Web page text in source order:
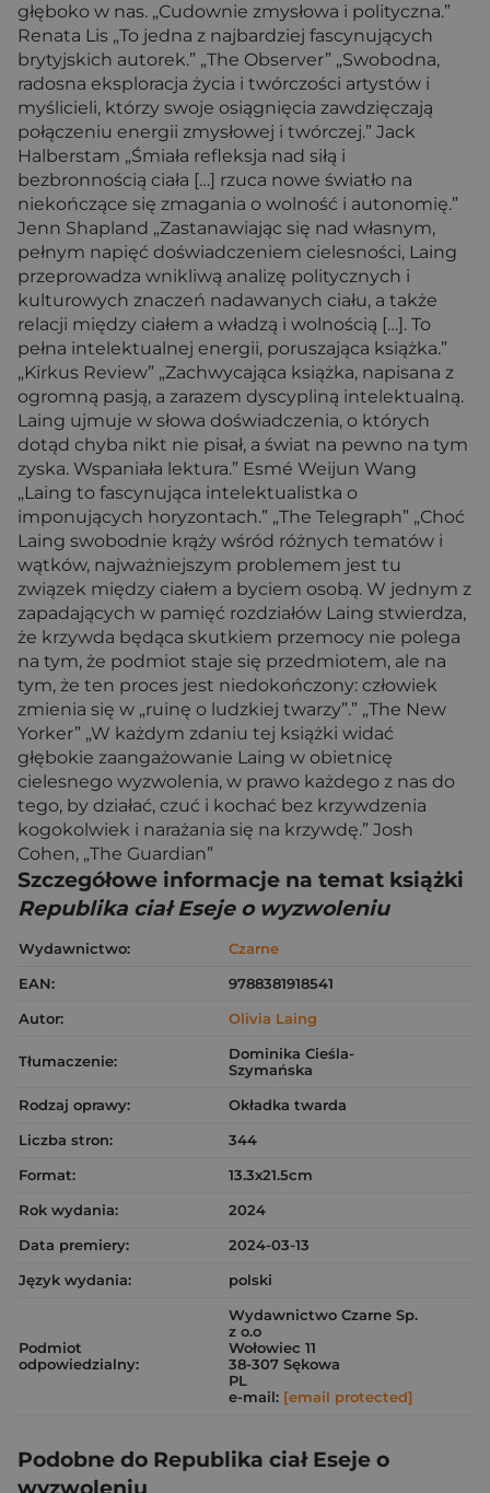
głęboko w nas. „Cudownie zmysłowa i polityczna.”
Renata Lis „To jedna z najbardziej fascynujących
brytyjskich autorek.” „The Observer” „Swobodna,
radosna eksploracja życia i twórczości artystów i
myślicieli, którzy swoje osiągnięcia zawdzięczają
połączeniu energii zmysłowej i twórczej.” Jack
Halberstam „Śmiała refleksja nad siłą i
bezbronnością ciała […] rzuca nowe światło na
niekończące się zmagania o wolność i autonomię.”
Jenn Shapland „Zastanawiając się nad własnym,
pełnym napięć doświadczeniem cielesności, Laing
przeprowadza wnikliwą analizę politycznych i
kulturowych znaczeń nadawanych ciału, a także
relacji między ciałem a władzą i wolnością […]. To
pełna intelektualnej energii, poruszająca książka.”
„Kirkus Review” „Zachwycająca książka, napisana z
ogromną pasją, a zarazem dyscypliną intelektualną.
Laing ujmuje w słowa doświadczenia, o których
dotąd chyba nikt nie pisał, a świat na pewno na tym
zyska. Wspaniała lektura.” Esmé Weijun Wang
„Laing to fascynująca intelektualistka o
imponujących horyzontach.” „The Telegraph” „Choć
Laing swobodnie krąży wśród różnych tematów i
wątków, najważniejszym problemem jest tu
związek między ciałem a byciem osobą. W jednym z
zapadających w pamięć rozdziałów Laing stwierdza,
że krzywda będąca skutkiem przemocy nie polega
na tym, że podmiot staje się przedmiotem, ale na
tym, że ten proces jest niedokończony: człowiek
zmienia się w „ruinę o ludzkiej twarzy”.” „The New
Yorker” „W każdym zdaniu tej książki widać
głębokie zaangażowanie Laing w obietnicę
cielesnego wyzwolenia, w prawo każdego z nas do
tego, by działać, czuć i kochać bez krzywdzenia
kogokolwiek i narażania się na krzywdę.” Josh
Cohen, „The Guardian”
Szczegółowe informacje na temat książki
Republika ciał Eseje o wyzwoleniu
Wydawnictwo:
Czarne
EAN:
9788381918541
Autor:
Olivia Laing
Tłumaczenie:
Dominika Cieśla-
Szymańska
Rodzaj oprawy:
Okładka twarda
Liczba stron:
344
Format:
13.3x21.5cm
Rok wydania:
2024
Data premiery:
2024-03-13
Język wydania:
polski
Podmiot
odpowiedzialny:
Wydawnictwo Czarne Sp.
z o.o
Wołowiec 11
38-307 Sękowa
PL
e-mail: [email protected]
Podobne do Republika ciał Eseje o